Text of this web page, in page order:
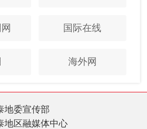
国际在线
海外网
地委宣传部
地区融媒体中心